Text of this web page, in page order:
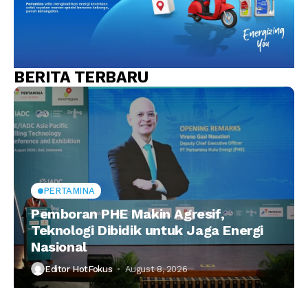
BERITA TERBARU
PERTAMINA
Pemboran PHE Makin Agresif,
Teknologi Dibidik untuk Jaga Energi
Nasional
Editor HotFokus August 8, 2026